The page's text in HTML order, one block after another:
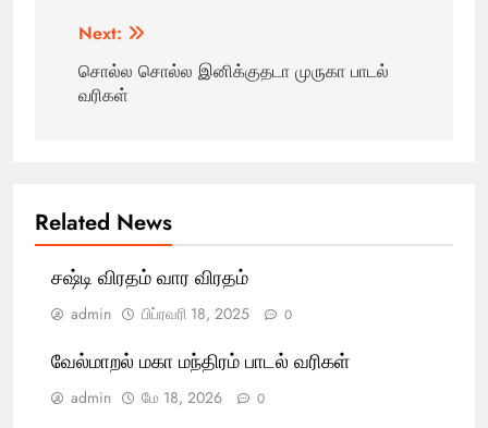
PostNext:
சொல்ல சொல்ல இனிக்குதடா முருகா பாடல்
வரிகள்
Related News
சஷ்டி விரதம் வார விரதம்
admin பிப்ரவரி 18, 2025 0
வேல்மாறல் மகா மந்திரம் பாடல் வரிகள்
admin மே 18, 2026 0